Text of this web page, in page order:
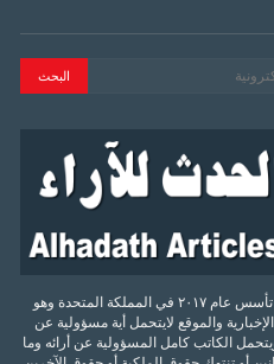
موقع وكالة الحدث للآراء تأسس عام ٢٠١٧ في المملكة المتحدة وهو
والموقع لايتحمل أية مسؤولية عن
الكاتب كامل المسؤولية عن أرائه وما